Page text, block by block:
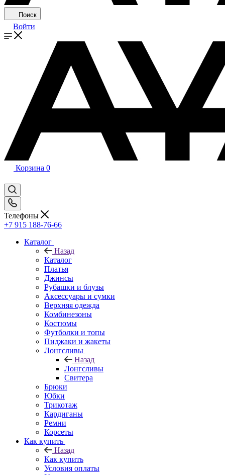
Поиск
Войти
Корзина 0
Телефоны
+7 915 188-76-66
Каталог
Назад
Каталог
Платья
Джинсы
Рубашки и блузы
Аксессуары и сумки
Верхняя одежда
Комбинезоны
Костюмы
Футболки и топы
Пиджаки и жакеты
Лонгсливы
Назад
Лонгсливы
Свитера
Брюки
Юбки
Трикотаж
Кардиганы
Ремни
Корсеты
Как купить
Назад
Как купить
Условия оплаты